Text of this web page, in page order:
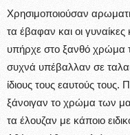
Χρησιμοποιούσαν
τα έβαφαν και οι γυναίκες
υπήρχε στο ξανθό χρώμα
συχνά υπέβαλλαν σε
ίδιους τους εαυτούς τους.
ξάνοιγαν το χρώμα των
τα έλουζαν με κάποιο